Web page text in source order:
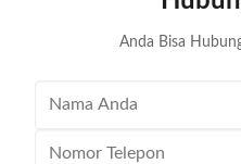
machine control
Anda Bisa